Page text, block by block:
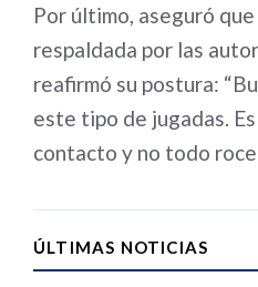
Por último, aseguró
respaldada por las
reafirmó su postura:
este tipo de jugadas.
contacto y no todo
ÚLTIMAS NOTICIAS